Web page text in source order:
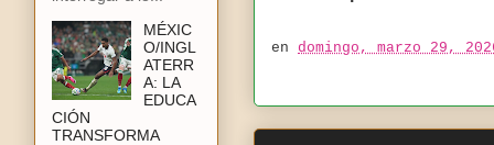
en domingo, marzo 29,
MÉXIC
O/INGL
ATERR
A: LA
EDUCA
CIÓN
TRANSFORMA